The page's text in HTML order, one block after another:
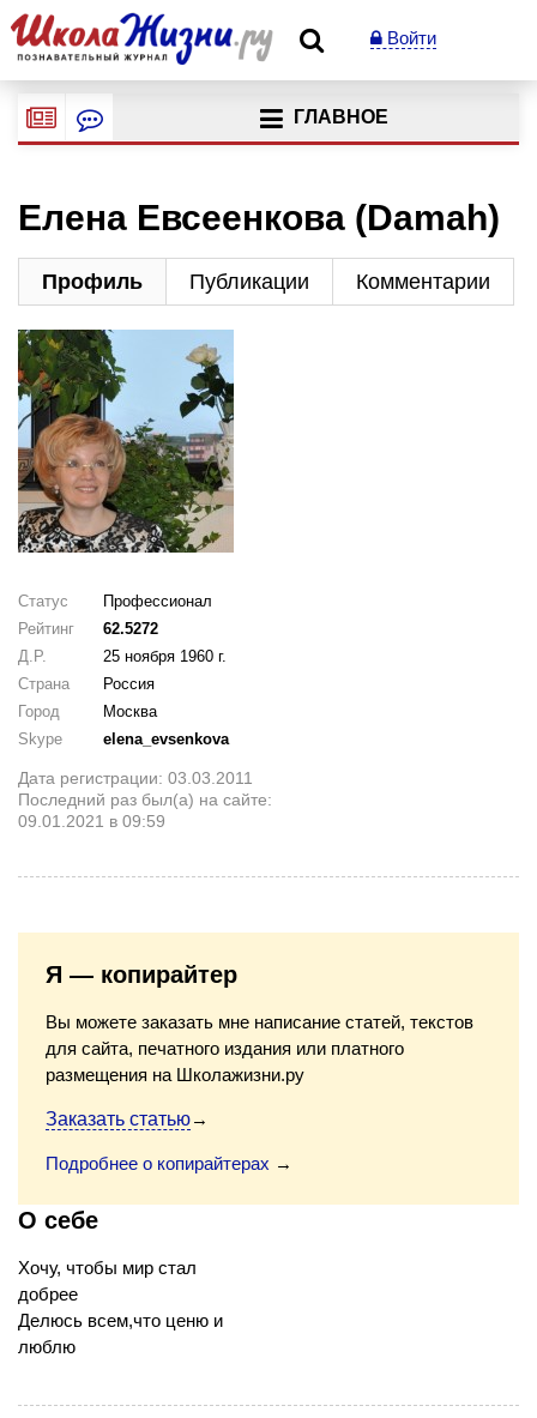
Войти
ГЛАВНОЕ
Елена Евсеенкова (Damah)
Профиль Публикации Комментарии
Статус
Профессионал
Рейтинг
62.5272
Д.Р.
25 ноября 1960 г.
Страна
Россия
Город
Москва
Skype
elena_evsenkova
Дата регистрации: 03.03.2011
Последний раз был(а) на сайте:
09.01.2021 в 09:59
Я — копирайтер
Вы можете заказать мне написание статей, текстов
для сайта, печатного издания или платного
размещения на Школажизни.ру
Заказать статью→
Подробнее о копирайтерах →
О себе
Хочу, чтобы мир стал
добрее
Делюсь всем,что ценю и
люблю